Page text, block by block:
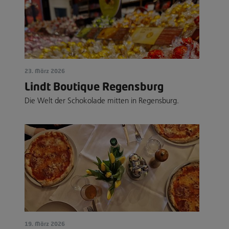
23. März 2026
Lindt Boutique Regensburg
Die Welt der Schokolade mitten in Regensburg.
19. März 2026